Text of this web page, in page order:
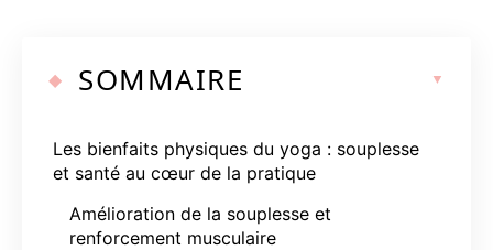
SOMMAIRE
Les bienfaits physiques du yoga : souplesse
et santé au cœur de la pratique
Amélioration de la souplesse et
renforcement musculaire